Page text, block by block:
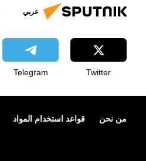
عربي
Twitter
Telegram
من نحن قواعد استخدام المواد